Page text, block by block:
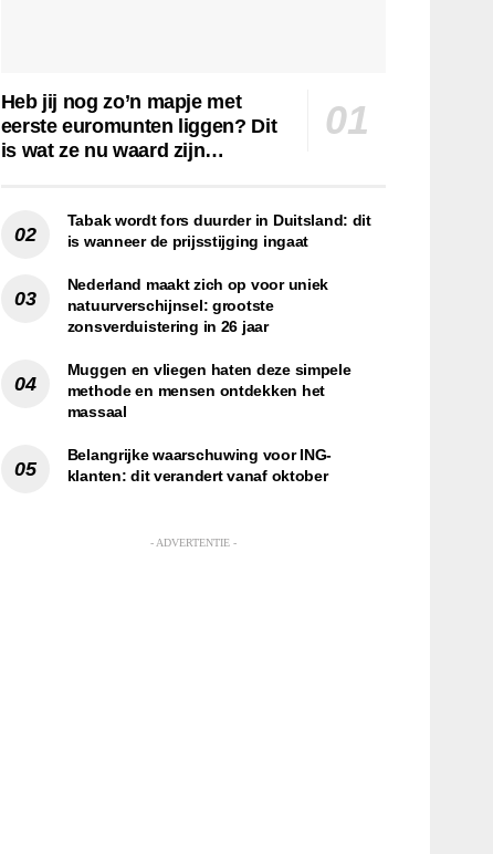
Heb jij nog zo’n mapje met
eerste euromunten liggen? Dit
is wat ze nu waard zijn…
Tabak wordt fors duurder in Duitsland: dit
is wanneer de prijsstijging ingaat
Nederland maakt zich op voor uniek
natuurverschijnsel: grootste
zonsverduistering in 26 jaar
Muggen en vliegen haten deze simpele
methode en mensen ontdekken het
massaal
Belangrijke waarschuwing voor ING-
klanten: dit verandert vanaf oktober
- ADVERTENTIE -